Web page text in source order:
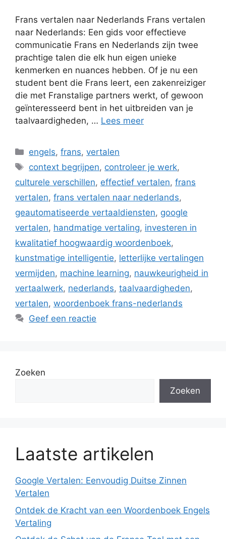
Frans vertalen naar Nederlands Frans vertalen
naar Nederlands: Een gids voor effectieve
communicatie Frans en Nederlands zijn twee
prachtige talen die elk hun eigen unieke
kenmerken en nuances hebben. Of je nu een
student bent die Frans leert, een zakenreiziger
die met Franstalige partners werkt, of gewoon
geïnteresseerd bent in het uitbreiden van je
taalvaardigheden, … Lees meer
Categorieën
engels,frans,vertalen
Tags
context begrijpen, controleer je werk,
culturele verschillen, effectief vertalen, frans
vertalen, frans vertalen naar nederlands,
geautomatiseerde vertaaldiensten, google
vertalen, handmatige vertaling, investeren in
kwalitatief hoogwaardig woordenboek,
kunstmatige intelligentie, letterlijke vertalingen
vermijden, machine learning, nauwkeurigheid in
vertaalwerk, nederlands, taalvaardigheden,
vertalen, woordenboek frans-nederlands
Geef een reactie
Zoeken
Zoeken
Laatste artikelen
Google Vertalen: Eenvoudig Duitse Zinnen
Vertalen
Ontdek de Kracht van een Woordenboek Engels
Vertaling